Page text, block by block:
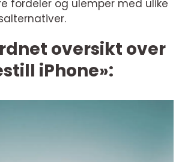
fordeler og ulemper med ulike
oversikt over
iPhone»: